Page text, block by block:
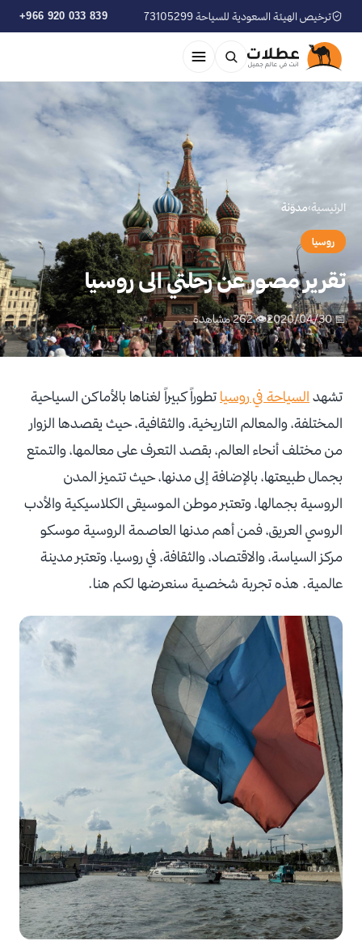
ترخيص الهيئة السعودية للسياحة 73105299 +966 920 033 839
الرئيسية›مدوّنة
روسيا
تقرير مصور عن رحلتي الى روسيا
📅 2020/04/30 👁 262 مشاهدة
تشهد السياحة في روسيا تطوراً كبيراً لغناها بالأماكن السياحية
المختلفة، والمعالم التاريخية، والثقافية، حيث يقصدها الزوار
من مختلف أنحاء العالم، بقصد التعرف على معالمها، والتمتع
بجمال طبيعتها، بالإضافة إلى مدنها، حيث تتميز المدن
الروسية بجمالها، وتعتبر موطن الموسيقى الكلاسيكية والأدب
الروسي العريق، فمن أهم مدنها العاصمة الروسية موسكو
مركز السياسة، والاقتصاد، والثقافة، في روسيا، وتعتبر مدينة
عالمية. هذه تجربة شخصية سنعرضها لكم هنا.